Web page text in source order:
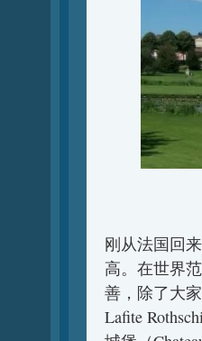
刚从法国回
高。在世界
善，除了大
Lafite